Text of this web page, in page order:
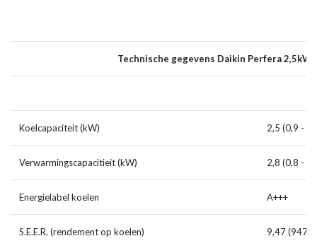
Technische gegevens Daikin Perfera 2,5kW
Koelcapaciteit (kW) 2,5 (0,9 -
Verwarmingscapacitieit (kW) 2,8 (0,8 -
Energielabel koelen A+++
S.E.E.R. (rendement op koelen) 9,47